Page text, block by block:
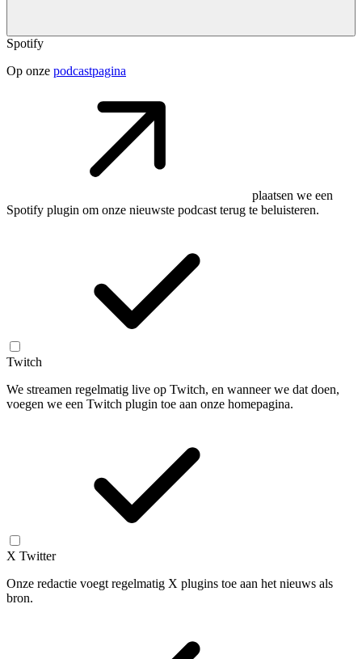
Spotify
Op onze podcastpagina
plaatsen we een
Spotify plugin om onze nieuwste podcast terug te beluisteren.
Twitch
We streamen regelmatig live op Twitch, en wanneer we dat doen,
voegen we een Twitch plugin toe aan onze homepagina.
X Twitter
Onze redactie voegt regelmatig X plugins toe aan het nieuws als
bron.